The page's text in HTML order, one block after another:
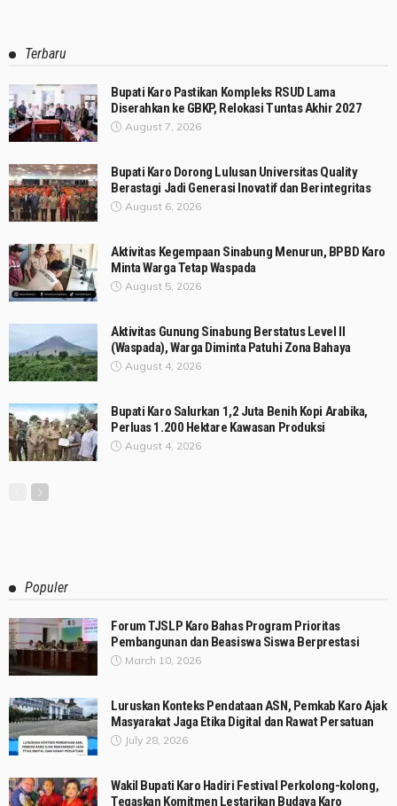
Terbaru
Bupati Karo Pastikan Kompleks RSUD Lama
Diserahkan ke GBKP, Relokasi Tuntas Akhir 2027
August 7, 2026
Bupati Karo Dorong Lulusan Universitas Quality
Berastagi Jadi Generasi Inovatif dan Berintegritas
August 6, 2026
Aktivitas Kegempaan Sinabung Menurun, BPBD Karo
Minta Warga Tetap Waspada
August 5, 2026
Aktivitas Gunung Sinabung Berstatus Level II
(Waspada), Warga Diminta Patuhi Zona Bahaya
August 4, 2026
Bupati Karo Salurkan 1,2 Juta Benih Kopi Arabika,
Perluas 1.200 Hektare Kawasan Produksi
August 4, 2026
Populer
Forum TJSLP Karo Bahas Program Prioritas
Pembangunan dan Beasiswa Siswa Berprestasi
March 10, 2026
Luruskan Konteks Pendataan ASN, Pemkab Karo Ajak
Masyarakat Jaga Etika Digital dan Rawat Persatuan
July 28, 2026
Wakil Bupati Karo Hadiri Festival Perkolong-kolong,
Tegaskan Komitmen Lestarikan Budaya Karo